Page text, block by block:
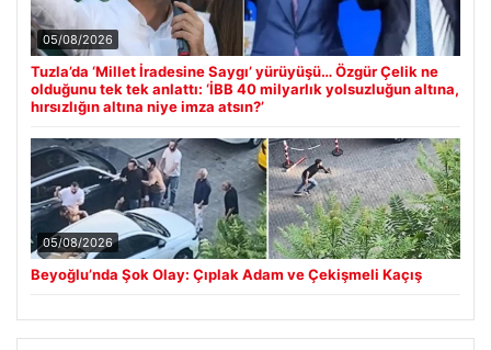
05/08/2026
Tuzla’da ‘Millet İradesine Saygı’ yürüyüşü… Özgür Çelik ne
olduğunu tek tek anlattı: ‘İBB 40 milyarlık yolsuzluğun altına,
hırsızlığın altına niye imza atsın?’
05/08/2026
Beyoğlu’nda Şok Olay: Çıplak Adam ve Çekişmeli Kaçış